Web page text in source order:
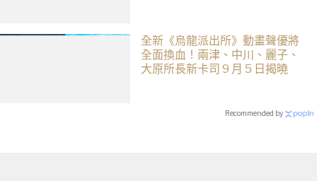
全新《烏龍派出所》動畫聲優將
全面換血！兩津、中川、麗子、
大原所長新卡司 9 月 5 日揭曉
Recommended by